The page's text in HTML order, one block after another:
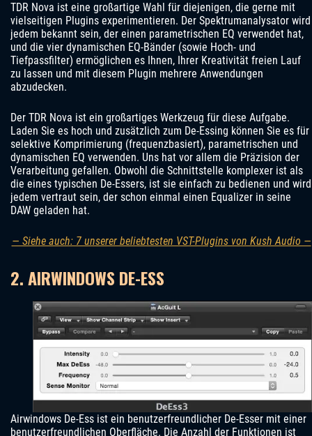
TDR Nova ist eine großartige Wahl für diejenigen, die gerne mit
vielseitigen Plugins experimentieren. Der Spektrumanalysator wird
jedem bekannt sein, der einen parametrischen EQ verwendet hat,
und die vier dynamischen EQ-Bänder (sowie Hoch- und
Tiefpassfilter) ermöglichen es Ihnen, Ihrer Kreativität freien Lauf
zu lassen und mit diesem Plugin mehrere Anwendungen
abzudecken.
Der TDR Nova ist ein großartiges Werkzeug für diese Aufgabe.
Laden Sie es hoch und zusätzlich zum De-Essing können Sie es für
selektive Komprimierung (frequenzbasiert), parametrischen und
dynamischen EQ verwenden. Uns hat vor allem die Präzision der
Verarbeitung gefallen. Obwohl die Schnittstelle komplexer ist als
die eines typischen De-Essers, ist sie einfach zu bedienen und wird
jedem vertraut sein, der schon einmal einen Equalizer in seine
DAW geladen hat.
— Siehe auch: 7 unserer beliebtesten VST-Plugins von Kush Audio —
2. AIRWINDOWS DE-ESS
Airwindows De-Ess ist ein benutzerfreundlicher De-Esser mit einer
benutzerfreundlichen Oberfläche. Die Anzahl der Funktionen ist